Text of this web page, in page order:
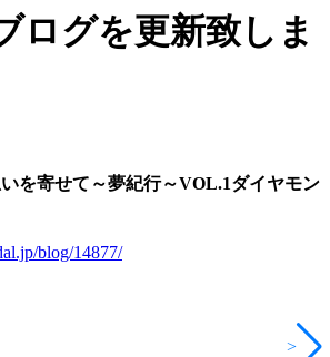
>
ログを更新致しま
を寄せて～夢紀行～VOL.1ダイヤモン
blog/14877/